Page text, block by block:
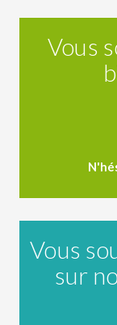
Vous
Vous
sur